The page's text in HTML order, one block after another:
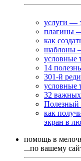
услуги —
плагины —
как
шаблоны —
условные
14
301-й
условные
32 важных
Полезный
как
экран в
помощь в
...по вашему